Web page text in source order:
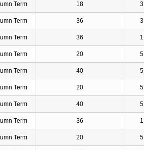
Term 18 3
Term 36 3
Term 36 1
Term 20 5
Term 40 5
Term 20 5
Term 40 5
Term 36 1
Term 20 5